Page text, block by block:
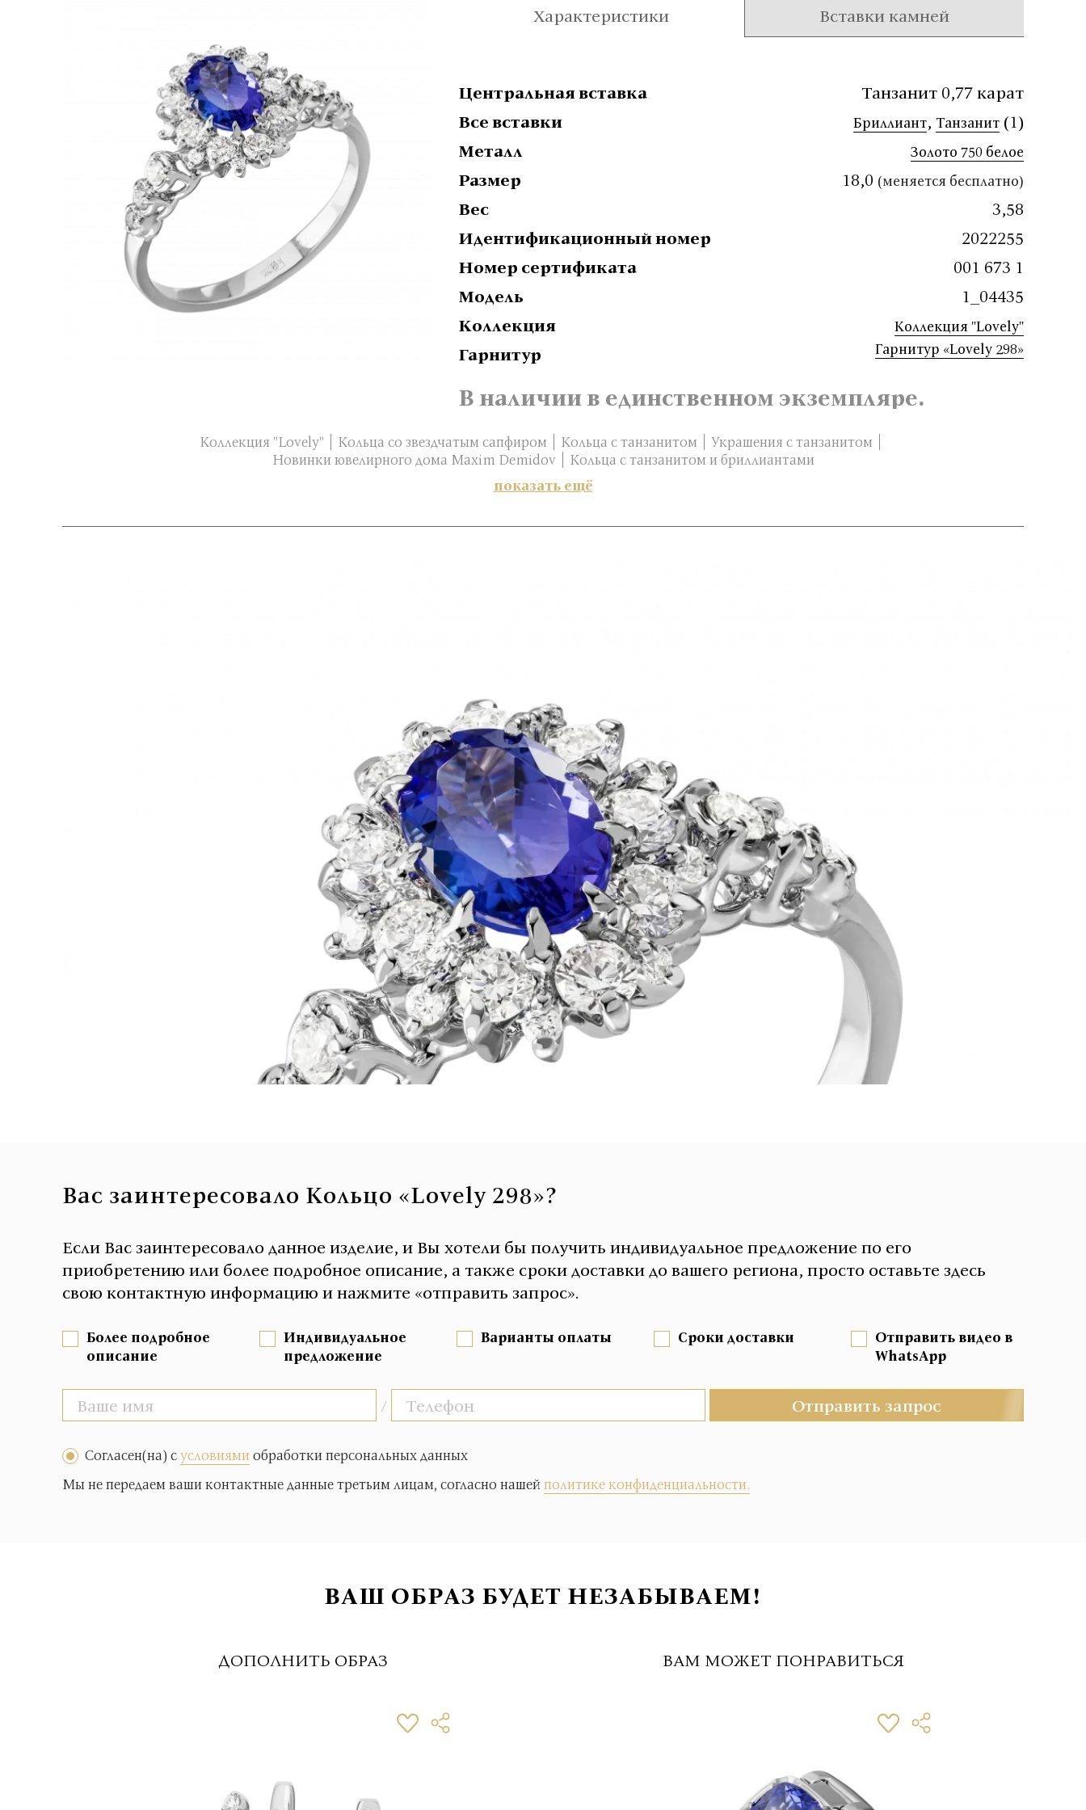
Характеристики Вставки камней
Центральная вставка
Танзанит 0,77 карат
Все вставки
Бриллиант, Танзанит (1)
Металл
Золото 750 белое
Размер 18,0 (меняется бесплатно)
Вес
3,58
Идентификационный номер
2022255
Номер сертификата
001 673 1
Модель
1_04435
Коллекция
Коллекция "Lovely"
Гарнитур Гарнитур «Lovely 298»
В наличии в единственном экземпляре.
Коллекция "Lovely" Кольца со звездчатым сапфиром Кольца с танзанитом
Украшения с танзанитом
Новинки ювелирного дома Maxim Demidov
Кольца с танзанитом и бриллиантами
показать ещё
Вас заинтересовало Кольцо «Lovely 298»?
Если Вас заинтересовало данное изделие, и Вы хотели бы получить индивидуальное предложение по его
приобретению или более подробное описание, а также сроки доставки до вашего региона, просто оставьте здесь
свою контактную информацию и нажмите «отправить запрос».
Более подробное
описание
Индивидуальное
предложение
Варианты оплаты Сроки доставки
Отправить видео в
WhatsApp
/ Отправить запрос
Согласен(на) сусловиямиобработки персональных данных
Мы не передаем ваши контактные данные третьим лицам, согласно нашейполитике конфиденциальности.
ВАШ ОБРАЗ БУДЕТ НЕЗАБЫВАЕМ!
ДОПОЛНИТЬ ОБРАЗ ВАМ МОЖЕТ ПОНРАВИТЬСЯ